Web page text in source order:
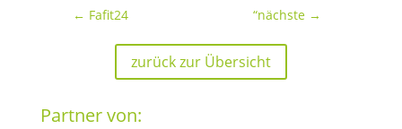
← Fafit24 “nächste →
zurück zur Übersicht
Partner von: